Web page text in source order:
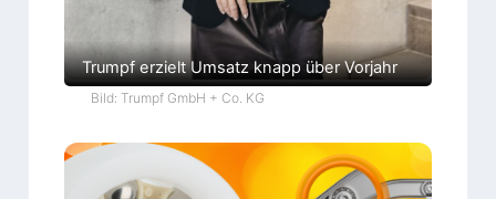
Trumpf erzielt Umsatz knapp über Vorjahr
Bild: Trumpf GmbH + Co. KG